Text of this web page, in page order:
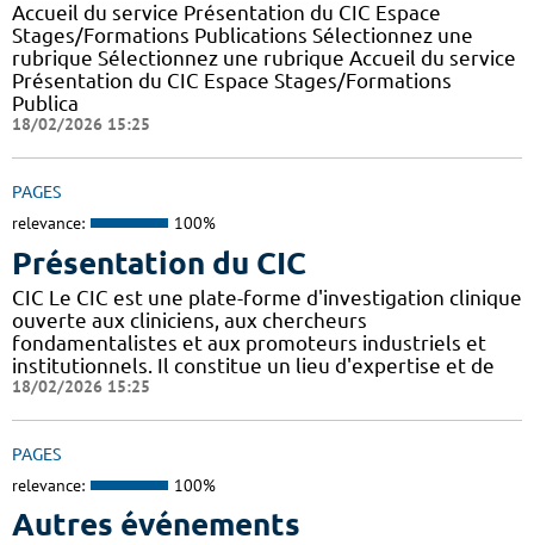
Accueil du service Présentation du CIC Espace
Stages/Formations Publications Sélectionnez une
rubrique Sélectionnez une rubrique Accueil du service
Présentation du CIC Espace Stages/Formations
Publica
18/02/2026 15:25
PAGES
relevance: 100%
Présentation du CIC
CIC Le CIC est une plate-forme d'investigation clinique
ouverte aux cliniciens, aux chercheurs
fondamentalistes et aux promoteurs industriels et
institutionnels. Il constitue un lieu d'expertise et de
18/02/2026 15:25
PAGES
relevance: 100%
Autres événements